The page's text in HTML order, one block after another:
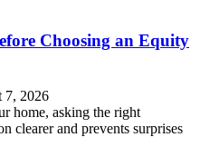
Choosing an Equity
7, 2026
home, asking the right
clearer and prevents surprises